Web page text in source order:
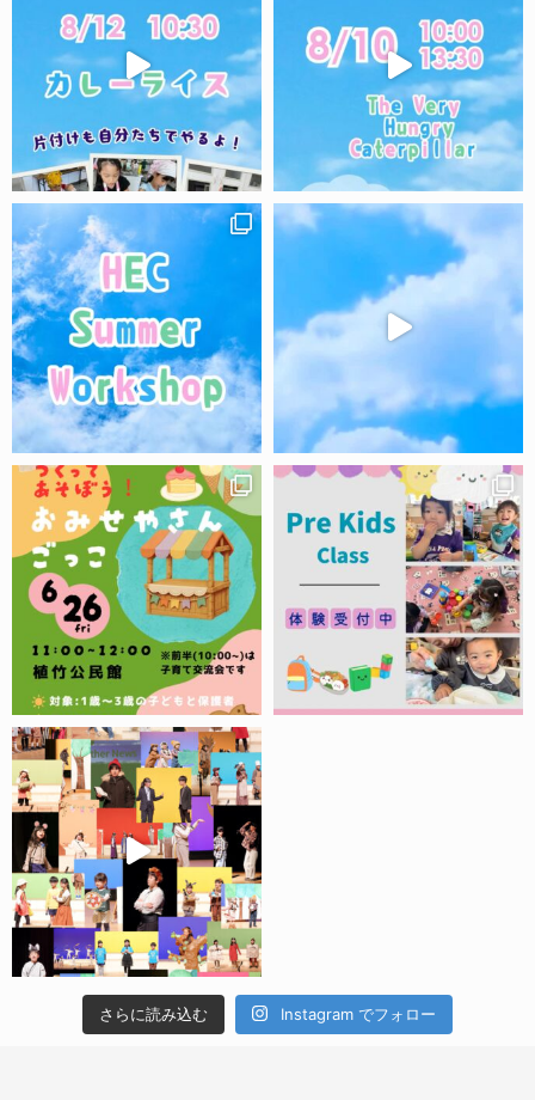
さらに読み込む Instagram でフォロー